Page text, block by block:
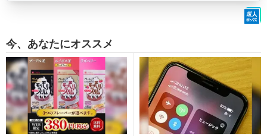
今、あなたにオススメ